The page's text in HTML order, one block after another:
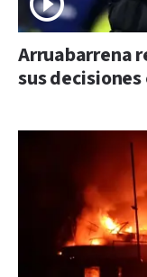
Arruabarrena
sus